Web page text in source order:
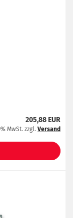
205,88 EUR
MwSt. zzgl. Versand